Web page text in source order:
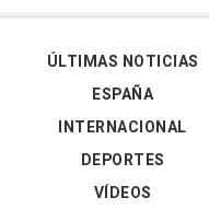
ÚLTIMAS NOTICIAS
ESPAÑA
INTERNACIONAL
DEPORTES
VÍDEOS